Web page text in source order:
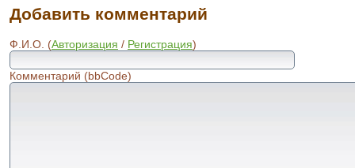
Добавить комментарий
Ф.И.О. (Авторизация / Регистрация)
Комментарий (bbCode)